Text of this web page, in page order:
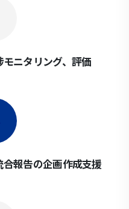
ニタリング、評価
報告の企画作成支援